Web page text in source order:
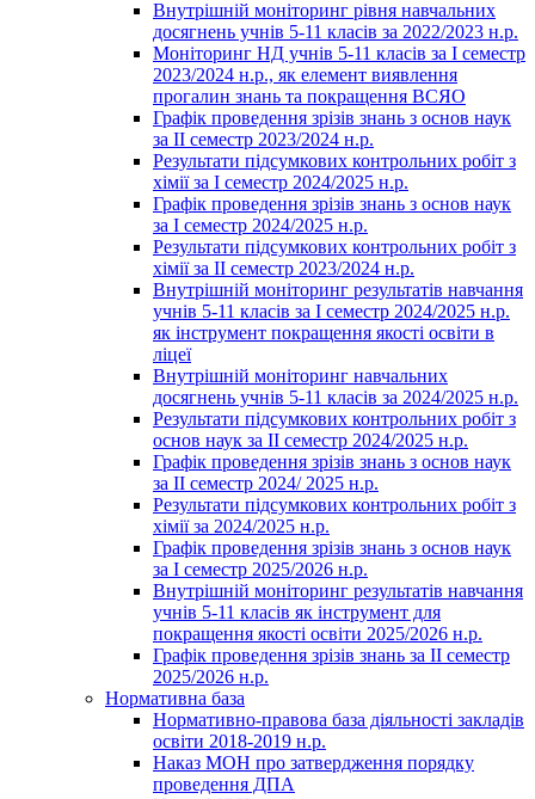
Внутрішній моніторинг рівня навчальних
досягнень учнів 5-11 класів за 2022/2023 н.р.
Моніторинг НД учнів 5-11 класів за І семестр
2023/2024 н.р., як елемент виявлення
прогалин знань та покращення ВСЯО
Графік проведення зрізів знань з основ наук
за ІІ семестр 2023/2024 н.р.
Результати підсумкових контрольних робіт з
хімії за І семестр 2024/2025 н.р.
Графік проведення зрізів знань з основ наук
за І семестр 2024/2025 н.р.
Результати підсумкових контрольних робіт з
хімії за ІІ семестр 2023/2024 н.р.
Внутрішній моніторинг результатів навчання
учнів 5-11 класів за І семестр 2024/2025 н.р.
як інструмент покращення якості освіти в
ліцеї
Внутрішній моніторинг навчальних
досягнень учнів 5-11 класів за 2024/2025 н.р.
Результати підсумкових контрольних робіт з
основ наук за ІІ семестр 2024/2025 н.р.
Графік проведення зрізів знань з основ наук
за ІІ семестр 2024/ 2025 н.р.
Результати підсумкових контрольних робіт з
хімії за 2024/2025 н.р.
Графік проведення зрізів знань з основ наук
за І семестр 2025/2026 н.р.
Внутрішній моніторинг результатів навчання
учнів 5-11 класів як інструмент для
покращення якості освіти 2025/2026 н.р.
Графік проведення зрізів знань за ІІ семестр
2025/2026 н.р.
Нормативна база
Нормативно-правова база діяльності закладів
освіти 2018-2019 н.р.
Наказ МОН про затвердження порядку
проведення ДПА